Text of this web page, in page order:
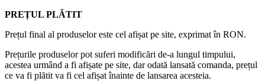
PREȚUL PLĂTIT
Prețul final al produselor este cel afișat pe site, exprimat în RON.
Prețurile produselor pot suferi modificări de-a lungul timpului,
acestea urmând a fi afișate pe site, dar odată lansată comanda, prețul
ce va fi plătit va fi cel afișat înainte de lansarea acesteia.